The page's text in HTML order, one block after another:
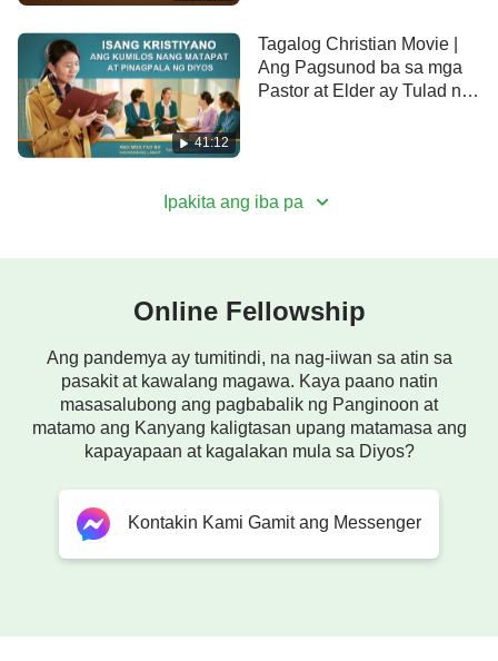
41:12
Tagalog Christian Movie |
Ang Pagsunod ba sa mga
Pastor at Elder ay Tulad ng
Ipakita ang iba pa
Online Fellowship
Ang pandemya ay tumitindi, na nag-iiwan sa atin sa
pasakit at kawalang magawa. Kaya paano natin
masasalubong ang pagbabalik ng Panginoon at
matamo ang Kanyang kaligtasan upang matamasa ang
kapayapaan at kagalakan mula sa Diyos?
Kontakin Kami Gamit ang Messenger